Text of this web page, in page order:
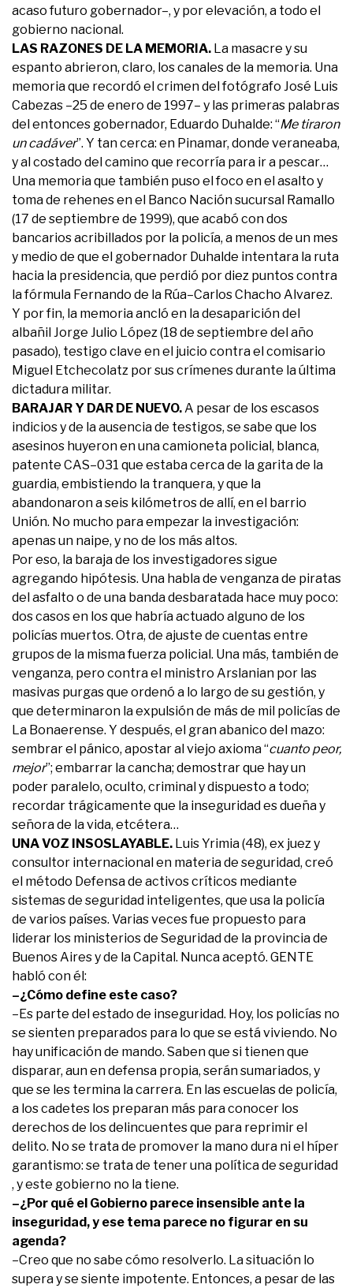
acaso futuro gobernador–, y por elevación, a todo el
gobierno nacional.
LAS RAZONES DE LA MEMORIA. La masacre y su
espanto abrieron, claro, los canales de la memoria. Una
memoria que recordó el crimen del fotógrafo José Luis
Cabezas –25 de enero de 1997– y las primeras palabras
del entonces gobernador, Eduardo Duhalde: “Me tiraron
un cadáver”. Y tan cerca: en Pinamar, donde veraneaba,
y al costado del camino que recorría para ir a pescar…
Una memoria que también puso el foco en el asalto y
toma de rehenes en el Banco Nación sucursal Ramallo
(17 de septiembre de 1999), que acabó con dos
bancarios acribillados por la policía, a menos de un mes
y medio de que el gobernador Duhalde intentara la ruta
hacia la presidencia, que perdió por diez puntos contra
la fórmula Fernando de la Rúa–Carlos Chacho Alvarez.
Y por fin, la memoria ancló en la desaparición del
albañil Jorge Julio López (18 de septiembre del año
pasado), testigo clave en el juicio contra el comisario
Miguel Etchecolatz por sus crímenes durante la última
dictadura militar.
BARAJAR Y DAR DE NUEVO. A pesar de los escasos
indicios y de la ausencia de testigos, se sabe que los
asesinos huyeron en una camioneta policial, blanca,
patente CAS–031 que estaba cerca de la garita de la
guardia, embistiendo la tranquera, y que la
abandonaron a seis kilómetros de allí, en el barrio
Unión. No mucho para empezar la investigación:
apenas un naipe, y no de los más altos.
Por eso, la baraja de los investigadores sigue
agregando hipótesis. Una habla de venganza de piratas
del asfalto o de una banda desbaratada hace muy poco:
dos casos en los que habría actuado alguno de los
policías muertos. Otra, de ajuste de cuentas entre
grupos de la misma fuerza policial. Una más, también de
venganza, pero contra el ministro Arslanian por las
masivas purgas que ordenó a lo largo de su gestión, y
que determinaron la expulsión de más de mil policías de
La Bonaerense. Y después, el gran abanico del mazo:
sembrar el pánico, apostar al viejo axioma “cuanto peor,
mejor”; embarrar la cancha; demostrar que hay un
poder paralelo, oculto, criminal y dispuesto a todo;
recordar trágicamente que la inseguridad es dueña y
señora de la vida, etcétera…
UNA VOZ INSOSLAYABLE. Luis Yrimia (48), ex juez y
consultor internacional en materia de seguridad, creó
el método Defensa de activos críticos mediante
sistemas de seguridad inteligentes, que usa la policía
de varios países. Varias veces fue propuesto para
liderar los ministerios de Seguridad de la provincia de
Buenos Aires y de la Capital. Nunca aceptó. GENTE
habló con él:
–¿Cómo define este caso?
–Es parte del estado de inseguridad. Hoy, los policías no
se sienten preparados para lo que se está viviendo. No
hay unificación de mando. Saben que si tienen que
disparar, aun en defensa propia, serán sumariados, y
que se les termina la carrera. En las escuelas de policía,
a los cadetes los preparan más para conocer los
derechos de los delincuentes que para reprimir el
delito. No se trata de promover la mano dura ni el híper
garantismo: se trata de tener una política de seguridad
, y este gobierno no la tiene.
–¿Por qué el Gobierno parece insensible ante la
inseguridad, y ese tema parece no figurar en su
agenda?
–Creo que no sabe cómo resolverlo. La situación lo
supera y se siente impotente. Entonces, a pesar de las